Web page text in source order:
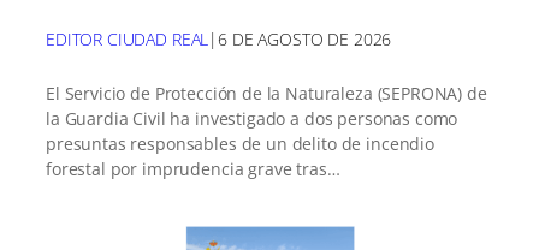
EDITOR CIUDAD REAL|6 DE AGOSTO DE 2026
El Servicio de Protección de la Naturaleza (SEPRONA) de
la Guardia Civil ha investigado a dos personas como
presuntas responsables de un delito de incendio
forestal por imprudencia grave tras…